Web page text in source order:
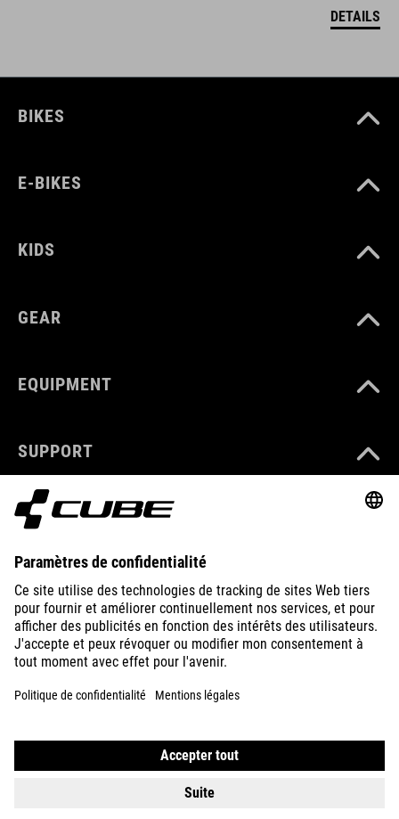
DETAILS
BIKES
E-BIKES
KIDS
GEAR
EQUIPMENT
SUPPORT
ABOUT US
EXPLORE